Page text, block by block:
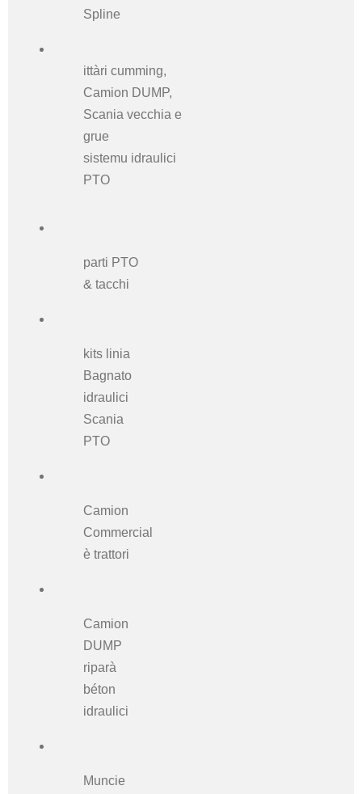
Spline
ittàri cumming,
Camion DUMP,
Scania vecchia e
grue
sistemu idraulici
PTO
parti PTO
& tacchi
kits linia
Bagnato
idraulici
Scania
PTO
Camion
Commercial
è trattori
Camion
DUMP
riparà
béton
idraulici
Muncie